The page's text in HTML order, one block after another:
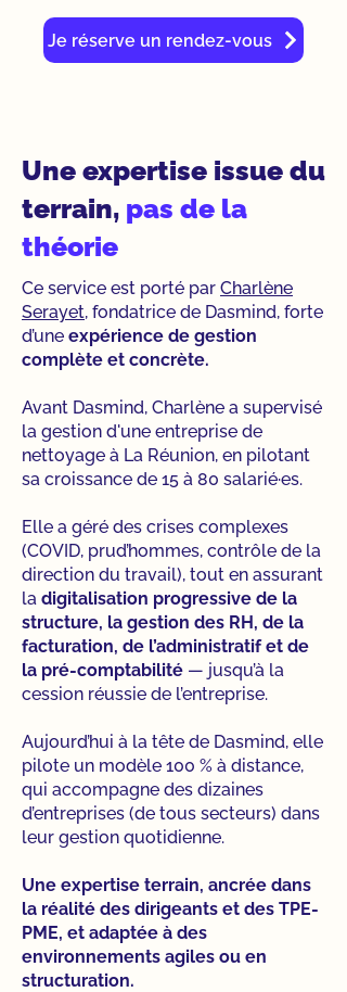
Je réserve un rendez-vous
Une expertise issue du
terrain, pas de la
théorie
Ce service est porté par Charlène
Serayet, fondatrice de Dasmind, forte
d’une expérience de gestion
complète et concrète.
Avant Dasmind, Charlène a supervisé
la gestion d'une entreprise de
nettoyage à La Réunion, en pilotant
sa croissance de 15 à 80 salarié·es.
Elle a géré des crises complexes
(COVID, prud’hommes, contrôle de la
direction du travail), tout en assurant
la digitalisation progressive de la
structure, la gestion des RH, de la
facturation, de l’administratif et de
la pré-comptabilité — jusqu’à la
cession réussie de l’entreprise.
Aujourd’hui à la tête de Dasmind, elle
pilote un modèle 100 % à distance,
qui accompagne des dizaines
d’entreprises (de tous secteurs) dans
leur gestion quotidienne.
Une expertise terrain, ancrée dans
la réalité des dirigeants et des TPE-
PME, et adaptée à des
environnements agiles ou en
structuration.